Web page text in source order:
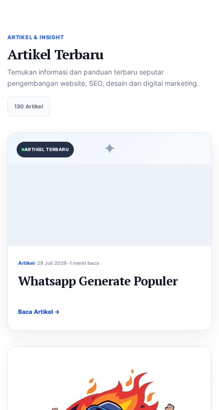
ARTIKEL & INSIGHT
Artikel Terbaru
Temukan informasi dan panduan terbaru seputar
pengembangan website, SEO, desain dan digital marketing.
130 Artikel
ARTIKEL TERBARU ✦
Artikel 29 Juli 2026 1 menit baca
Whatsapp Generate Populer
Baca Artikel →